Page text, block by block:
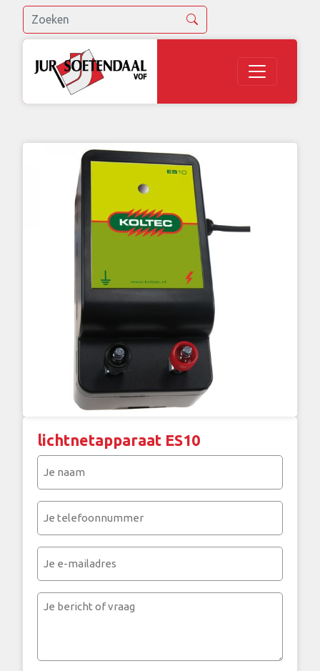
lichtnetapparaat ES10
(Vereist)
(Vereist)
mailadres
Je